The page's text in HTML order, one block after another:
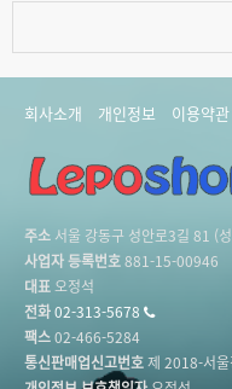
회사소개 개인정보 이용약관
주소 서울 강동구 성안로3길 81 (
사업자 등록번호881-15-00946
대표오정석
전화02-313-5678
팩스02-466-5284
통신판매업신고번호제 2018-서